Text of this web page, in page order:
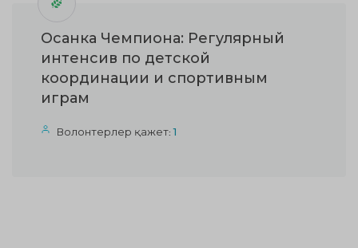
Осанка Чемпиона: Регулярный
интенсив по детской
координации и спортивным
играм
Волонтерлер қажет:1